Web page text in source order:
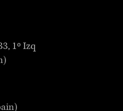
1º Izq